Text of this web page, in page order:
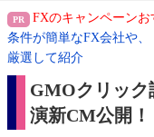
FXのキャンペーンお
条件が簡単なFX会社や
厳選して紹介
GMOクリック
演新CM公開！